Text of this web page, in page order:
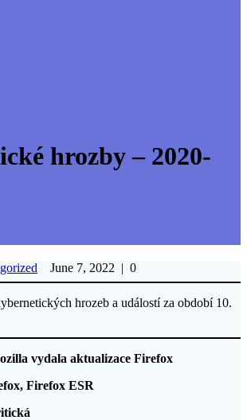
hrozby – 2020-
June 7, 2022 | 0
hrozeb a událostí za období 10.
aktualizace Firefox
Firefox ESR